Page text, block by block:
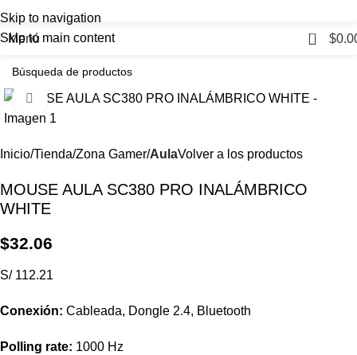
Skip to navigation
Skip to main content
Menú 0 $
Haga Click para agrandar
Inicio Tienda Zona Gamer AulaVolver a los productos
MOUSE AULA SC380 PRO INALÁMBRICO
WHITE
$32.06
S/ 112.21
Conexión: Cableada, Dongle 2.4, Bluetooth
Polling rate: 1000 Hz